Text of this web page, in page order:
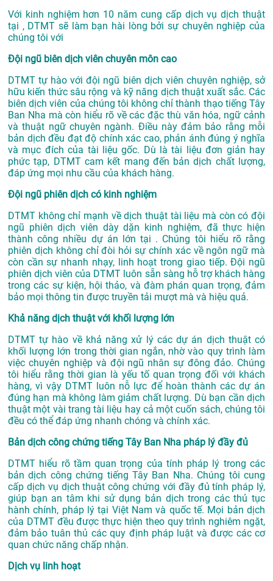
Với kinh nghiệm hơn 10 năm cung cấp dịch vụdịch thuật
tại , DTMT sẽ làm bạn hài lòng bởi sự chuyên nghiệp của
chúng tôi với
Đội ngũ biên dịch viên chuyên môn cao
DTMT tự hào với đội ngũ biên dịch viên chuyên nghiệp, sở
hữu kiến thức sâu rộng và kỹ năng dịch thuật xuất sắc. Các
biên dịch viên của chúng tôi không chỉ thành thạo tiếng Tây
Ban Nha mà còn hiểu rõ về các đặc thù văn hóa, ngữ cảnh
và thuật ngữ chuyên ngành. Điều này đảm bảo rằng mỗi
bản dịch đều đạt độ chính xác cao, phản ánh đúng ý nghĩa
và mục đích của tài liệu gốc. Dù là tài liệu đơn giản hay
phức tạp, DTMT cam kết mang đến bản dịch chất lượng,
đáp ứng mọi nhu cầu của khách hàng.
Đội ngũ phiên dịch có kinh nghiệm
DTMT không chỉ mạnh về dịch thuật tài liệu mà còn có đội
ngũ phiên dịch viên dày dặn kinh nghiệm, đã thực hiện
thành công nhiều dự án lớn tại . Chúng tôi hiểu rõ rằng
phiên dịch không chỉ đòi hỏi sự chính xác về ngôn ngữ mà
còn cần sự nhanh nhạy, linh hoạt trong giao tiếp. Đội ngũ
phiên dịch viên của DTMT luôn sẵn sàng hỗ trợ khách hàng
trong các sự kiện, hội thảo, và đàm phán quan trọng, đảm
bảo mọi thông tin được truyền tải mượt mà và hiệu quả.
Khả năng dịch thuật với khối lượng lớn
DTMT tự hào về khả năng xử lý các dự án dịch thuật có
khối lượng lớn trong thời gian ngắn, nhờ vào quy trình làm
việc chuyên nghiệp và đội ngũ nhân sự đông đảo. Chúng
tôi hiểu rằng thời gian là yếu tố quan trọng đối với khách
hàng, vì vậy DTMT luôn nỗ lực để hoàn thành các dự án
đúng hạn mà không làm giảm chất lượng. Dù bạn cần dịch
thuật một vài trang tài liệu hay cả một cuốn sách, chúng tôi
đều có thể đáp ứng nhanh chóng và chính xác.
Bản dịch công chứng tiếng Tây Ban Nha pháp lý đầy đủ
DTMT hiểu rõ tầm quan trọng của tính pháp lý trong các
bản dịch công chứng tiếng Tây Ban Nha. Chúng tôi cung
cấp dịch vụ dịch thuật công chứng với đầy đủ tính pháp lý,
giúp bạn an tâm khi sử dụng bản dịch trong các thủ tục
hành chính, pháp lý tại Việt Nam và quốc tế. Mọi bản dịch
của DTMT đều được thực hiện theo quy trình nghiêm ngặt,
đảm bảo tuân thủ các quy định pháp luật và được các cơ
quan chức năng chấp nhận.
Dịch vụ linh hoạt